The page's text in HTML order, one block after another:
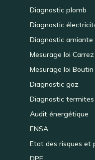
Diagnostic plomb
Diagnostic
Diagnostic amiante
Mesurage loi Carrez
Mesurage loi Boutin
Diagnostic gaz
Diagnostic termites
Audit énergétique
ENSA
Etat des risques et